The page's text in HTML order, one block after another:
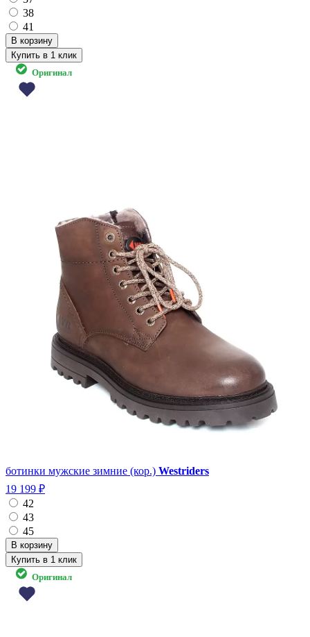
38
41
Купить в 1 клик
Оригинал
ботинки мужские зимние (кор.) Westriders
19 199 ₽
42
43
45
Купить в 1 клик
Оригинал